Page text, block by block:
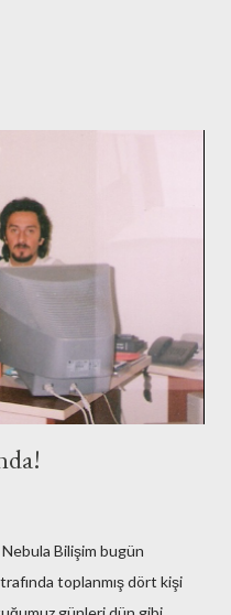
Nebula Bilişim bugün
toplanmış dört kişi